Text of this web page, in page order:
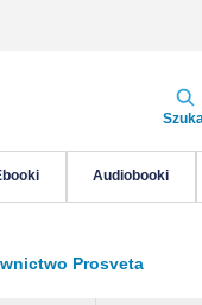
Audiobooki
Prosveta